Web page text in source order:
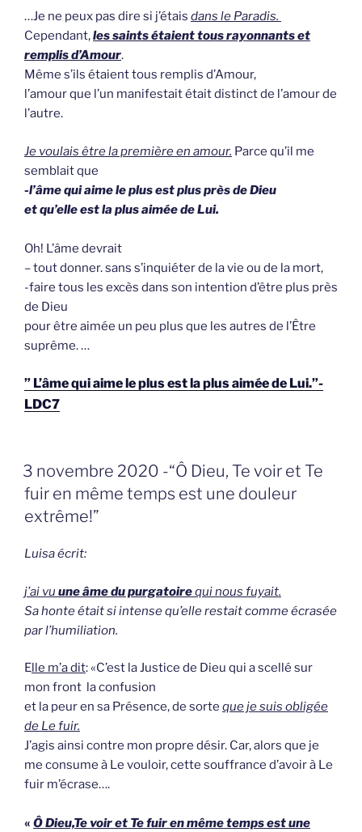
…Je ne peux pas dire si j’étais dans le Paradis.
Cependant,les saints étaient tous rayonnants et
remplis d’Amour.
Même s’ils étaient tous remplis d’Amour,
l’amour que l’un manifestait était distinct de l’amour de
l’autre.
Je voulais être la première en amour. Parce qu’il me
semblait que
-l’âme qui aime le plus est plus près de Dieu
et qu’elle est la plus aimée de Lui.
Oh! L’âme devrait
– tout donner. sans s’inquiéter de la vie ou de la mort,
-faire tous les excès dans son intention d’être plus près
de Dieu
pour être aimée un peu plus que les autres de l’Être
suprême. …
” L’âme qui aime le plus est la plus aimée de Lui.”-
LDC7
GEPLAATST
OP
3 novembre 2020 -“Ô Dieu, Te voir et Te
fuir en même temps est une douleur
extrême!”
Luisa écrit:
j’ai vu une âme du purgatoirequi nous fuyait.
Sa honte était si intense qu’elle restait comme écrasée
par l’humiliation.
Elle m’a dit: «C’est la Justice de Dieu qui a scellé sur
mon front la confusion
et la peur en sa Présence, de sorte que je suis obligée
de Le fuir.
J’agis ainsi contre mon propre désir. Car, alors que je
me consume à Le vouloir, cette souffrance d’avoir à Le
fuir m’écrase….
« Ô Dieu,Te voir et Te fuir en même temps est une